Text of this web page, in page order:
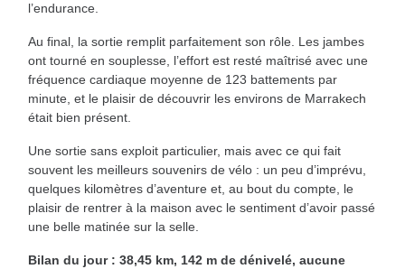
l’endurance.
Au final, la sortie remplit parfaitement son rôle. Les jambes
ont tourné en souplesse, l’effort est resté maîtrisé avec une
fréquence cardiaque moyenne de 123 battements par
minute, et le plaisir de découvrir les environs de Marrakech
était bien présent.
Une sortie sans exploit particulier, mais avec ce qui fait
souvent les meilleurs souvenirs de vélo : un peu d’imprévu,
quelques kilomètres d’aventure et, au bout du compte, le
plaisir de rentrer à la maison avec le sentiment d’avoir passé
une belle matinée sur la selle.
Bilan du jour : 38,45 km, 142 m de dénivelé, aucune